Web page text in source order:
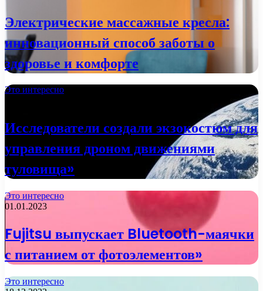
Электрические массажные кресла:
инновационный способ заботы о
здоровье и комфорте
Это интересно
Исследователи создали экзокостюм для
управления дроном движениями
туловища»
Это интересно
01.01.2023
Fujitsu выпускает Bluetooth-маячки
с питанием от фотоэлементов»
Это интересно